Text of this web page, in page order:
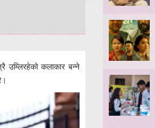
उम्लिरहेको कलाकार बन्ने